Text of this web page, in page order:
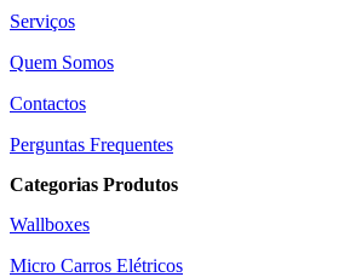
Serviços
Quem Somos
Contactos
Perguntas Frequentes
Categorias Produtos
Wallboxes
Micro Carros Elétricos